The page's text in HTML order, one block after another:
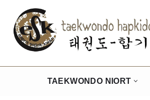
Aller
au
TAEKWONDO NIORT